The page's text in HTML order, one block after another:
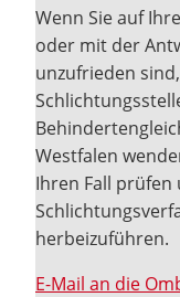
Wenn Sie auf
oder mit der
unzufrieden
Westfalen
Ihren Fall prüfen
herbeizuführen.
E-Mail an die